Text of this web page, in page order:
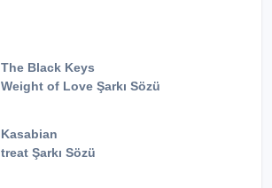
The Black Keys
Weight of Love Şarkı Sözü
Kasabian
treat Şarkı Sözü